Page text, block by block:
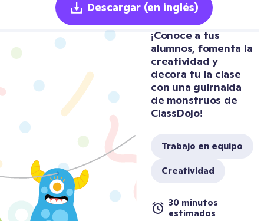
Descargar (en inglés)
¡Conoce a tus
alumnos, fomenta la
creatividad y
decora tu la clase
con una guirnalda
de monstruos de
ClassDojo!
Trabajo en equipo
Creatividad
30 minutos
estimados